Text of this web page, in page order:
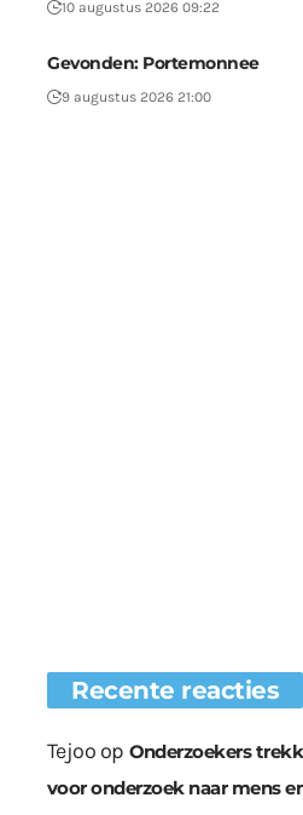
10 augustus 2026 09:22
Gevonden: Portemonnee
9 augustus 2026 21:00
Recente reacties
Tejoo op Onderzoekers
voor onderzoek naar mens